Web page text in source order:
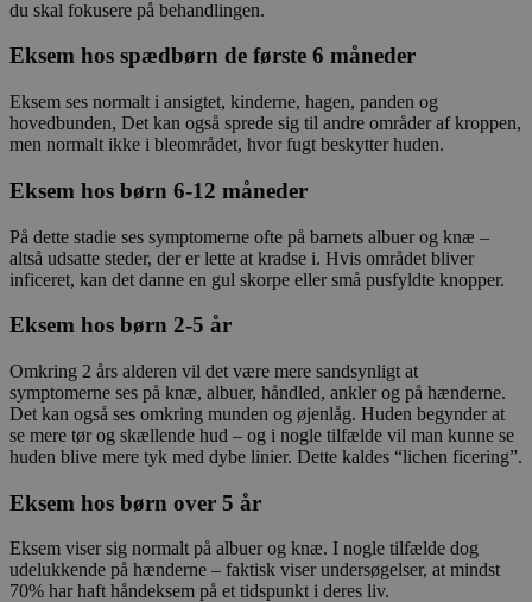
du skal fokusere på behandlingen.
Eksem hos spædbørn de første 6 måneder
Eksem ses normalt i ansigtet, kinderne, hagen, panden og
hovedbunden, Det kan også sprede sig til andre områder af kroppen,
men normalt ikke i bleområdet, hvor fugt beskytter huden.
Eksem hos børn 6-12 måneder
På dette stadie ses symptomerne ofte på barnets albuer og knæ –
altså udsatte steder, der er lette at kradse i. Hvis området bliver
inficeret, kan det danne en gul skorpe eller små pusfyldte knopper.
Eksem hos børn 2-5 år
Omkring 2 års alderen vil det være mere sandsynligt at
symptomerne ses på knæ, albuer, håndled, ankler og på hænderne.
Det kan også ses omkring munden og øjenlåg. Huden begynder at
se mere tør og skællende hud – og i nogle tilfælde vil man kunne se
huden blive mere tyk med dybe linier. Dette kaldes “lichen ficering”.
Eksem hos børn over 5 år
Eksem viser sig normalt på albuer og knæ. I nogle tilfælde dog
udelukkende på hænderne – faktisk viser undersøgelser, at mindst
70% har haft håndeksem på et tidspunkt i deres liv.